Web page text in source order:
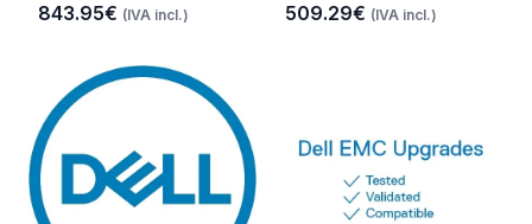
843.95€ (IVA incl.) 509.29€ (IVA incl.)